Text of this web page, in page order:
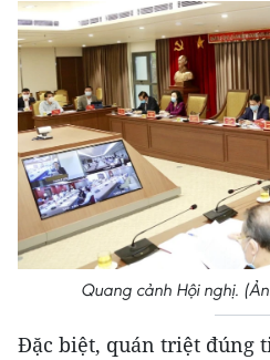
Quang cảnh Hội nghị.
Đặc biệt, quán triệt đúng